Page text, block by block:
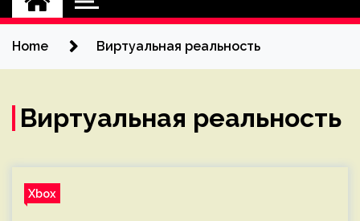
Home Виртуальная реальность
Виртуальная реальность
Xbox